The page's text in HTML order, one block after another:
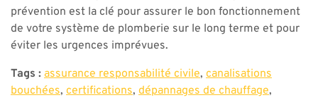
prévention est la clé pour assurer le bon fonctionnement
de votre système de plomberie sur le long terme et pour
éviter les urgences imprévues.
Tags : assurance responsabilité civile, canalisations
bouchées, certifications, dépannages de chauffage,